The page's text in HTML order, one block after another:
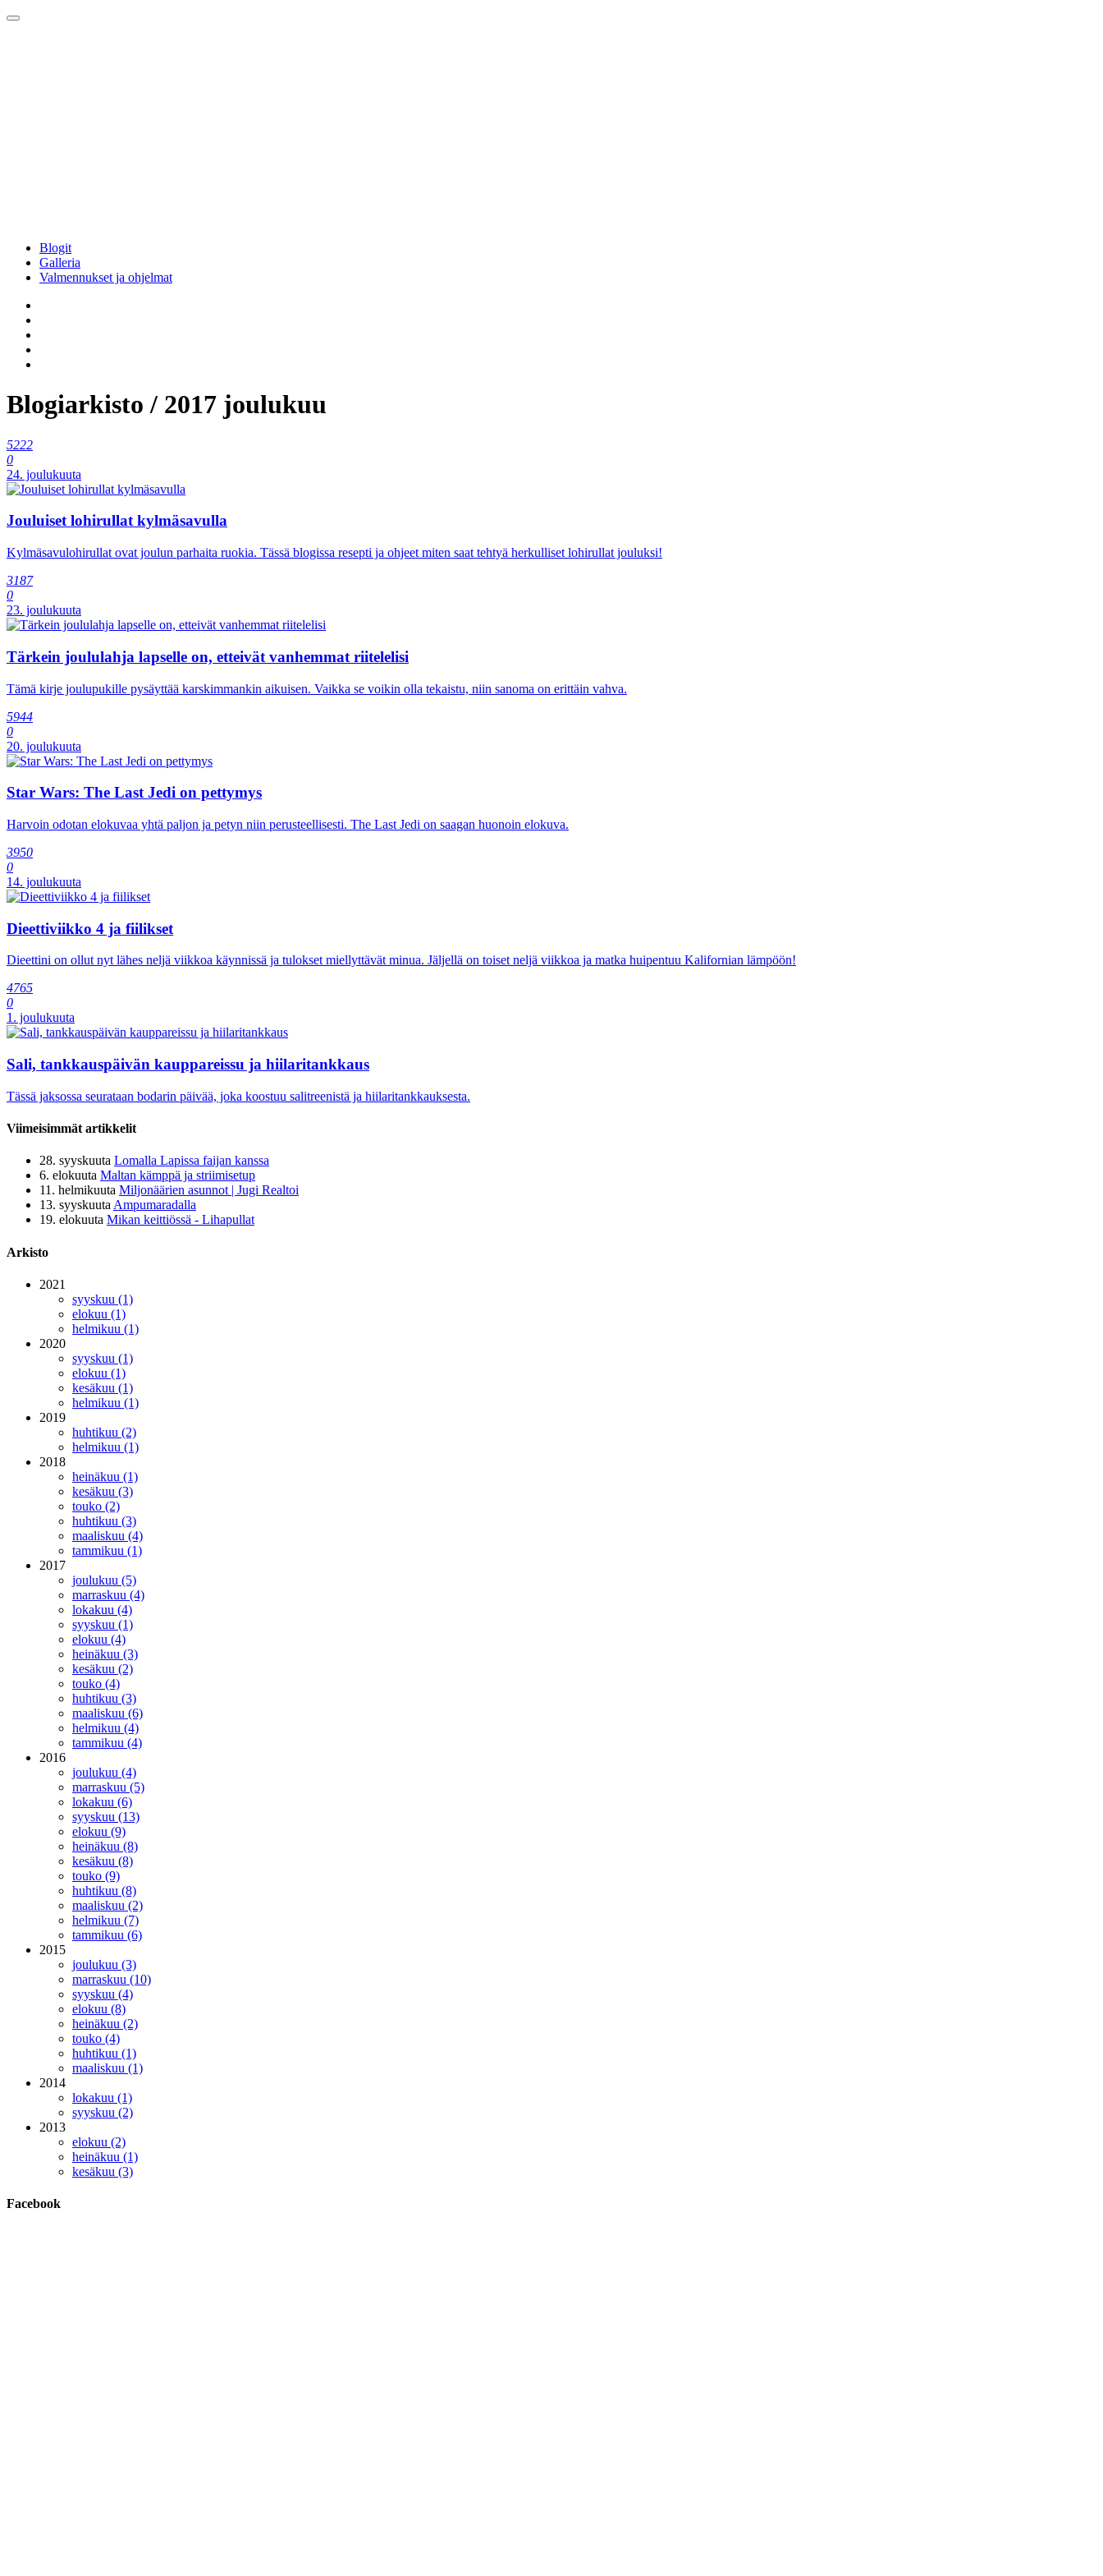
Blogit
Galleria
Valmennukset ja ohjelmat
Blogiarkisto / 2017 joulukuu
5222
0
24. joulukuuta
Jouluiset lohirullat kylmäsavulla
Kylmäsavulohirullat ovat joulun parhaita ruokia. Tässä blogissa resepti ja ohjeet miten saat tehtyä herkulliset lohirullat jouluksi!
3187
0
23. joulukuuta
Tärkein joululahja lapselle on, etteivät vanhemmat riitelelisi
Tämä kirje joulupukille pysäyttää karskimmankin aikuisen. Vaikka se voikin olla tekaistu, niin sanoma on erittäin vahva.
5944
0
20. joulukuuta
Star Wars: The Last Jedi on pettymys
Harvoin odotan elokuvaa yhtä paljon ja petyn niin perusteellisesti. The Last Jedi on saagan huonoin elokuva.
3950
0
14. joulukuuta
Dieettiviikko 4 ja fiilikset
Dieettini on ollut nyt lähes neljä viikkoa käynnissä ja tulokset miellyttävät minua. Jäljellä on toiset neljä viikkoa ja matka huipentuu Kalifornian lämpöön!
4765
0
1. joulukuuta
Sali, tankkauspäivän kauppareissu ja hiilaritankkaus
Tässä jaksossa seurataan bodarin päivää, joka koostuu salitreenistä ja hiilaritankkauksesta.
Viimeisimmät artikkelit
28. syyskuuta Lomalla Lapissa faijan kanssa
6. elokuuta Maltan kämppä ja striimisetup
11. helmikuuta Miljonäärien asunnot | Jugi Realtoi
13. syyskuutaAmpumaradalla
19. elokuuta Mikan keittiössä - Lihapullat
Arkisto
2021
syyskuu (1)
elokuu (1)
helmikuu (1)
2020
syyskuu (1)
elokuu (1)
kesäkuu (1)
helmikuu (1)
2019
huhtikuu (2)
helmikuu (1)
2018
heinäkuu (1)
kesäkuu (3)
touko (2)
huhtikuu (3)
maaliskuu (4)
tammikuu (1)
2017
joulukuu (5)
marraskuu (4)
lokakuu (4)
syyskuu (1)
elokuu (4)
heinäkuu (3)
kesäkuu (2)
touko (4)
huhtikuu (3)
maaliskuu (6)
helmikuu (4)
tammikuu (4)
2016
joulukuu (4)
marraskuu (5)
lokakuu (6)
syyskuu (13)
elokuu (9)
heinäkuu (8)
kesäkuu (8)
touko (9)
huhtikuu (8)
maaliskuu (2)
helmikuu (7)
tammikuu (6)
2015
joulukuu (3)
marraskuu (10)
syyskuu (4)
elokuu (8)
heinäkuu (2)
touko (4)
huhtikuu (1)
maaliskuu (1)
2014
lokakuu (1)
syyskuu (2)
2013
elokuu (2)
heinäkuu (1)
kesäkuu (3)
Facebook